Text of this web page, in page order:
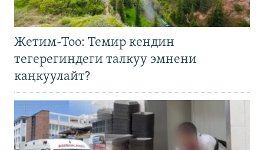
Жетим-Тоо: Темир кендин
тегерегиндеги талкуу эмнени
каңкуулайт?